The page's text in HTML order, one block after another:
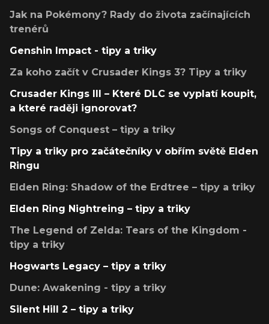
Jak na Pokémony? Rady do života začínajících
trenérů
Genshin Impact - tipy a triky
Za koho začít v Crusader Kings 3? Tipy a triky
Crusader Kings III – Které DLC se vyplatí koupit,
a které raději ignorovat?
Songs of Conquest – tipy a triky
Tipy a triky pro začátečníky v obřím světě Elden
Ringu
Elden Ring: Shadow of the Erdtree – tipy a triky
Elden Ring Nightreing – tipy a triky
The Legend of Zelda: Tears of the Kingdom -
tipy a triky
Hogwarts Legacy – tipy a triky
Dune: Awakening - tipy a triky
Silent Hill 2 – tipy a triky